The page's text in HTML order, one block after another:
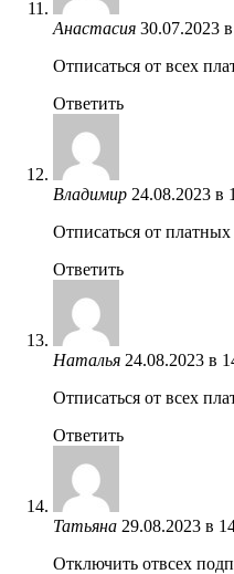
Анастасия 30.07.2023
Отписаться от всех
Ответить
Владимир 24.08.2023 в
Отписаться от платных
Ответить
Наталья 24.08.2023 в
Отписаться от всех
Ответить
Татьяна 29.08.2023 в
Отключить отвсех